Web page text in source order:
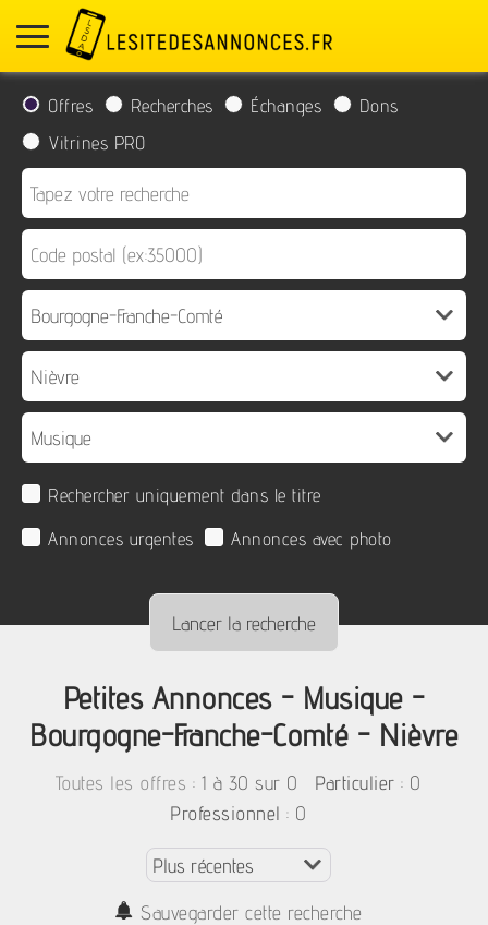
Offres Recherches Échanges
Dons
Vitrines PRO
Rechercher uniquement dans le titre
Annonces urgentes
Annonces avec photo
Petites Annonces - Musique -
Bourgogne-Franche-Comté - Nièvre
Toutes les offres : 1 à 30 sur 0 Particulier : 0
Professionnel : 0
Sauvegarder cette recherche